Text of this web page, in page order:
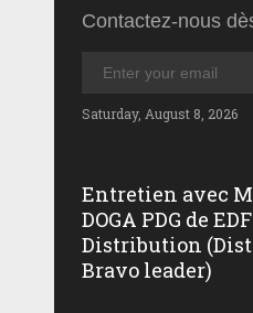
Contactez-nous
Saturday, August 8, 2026
Entretien avec
DOGA PDG de
Distribution
Bravo leader)